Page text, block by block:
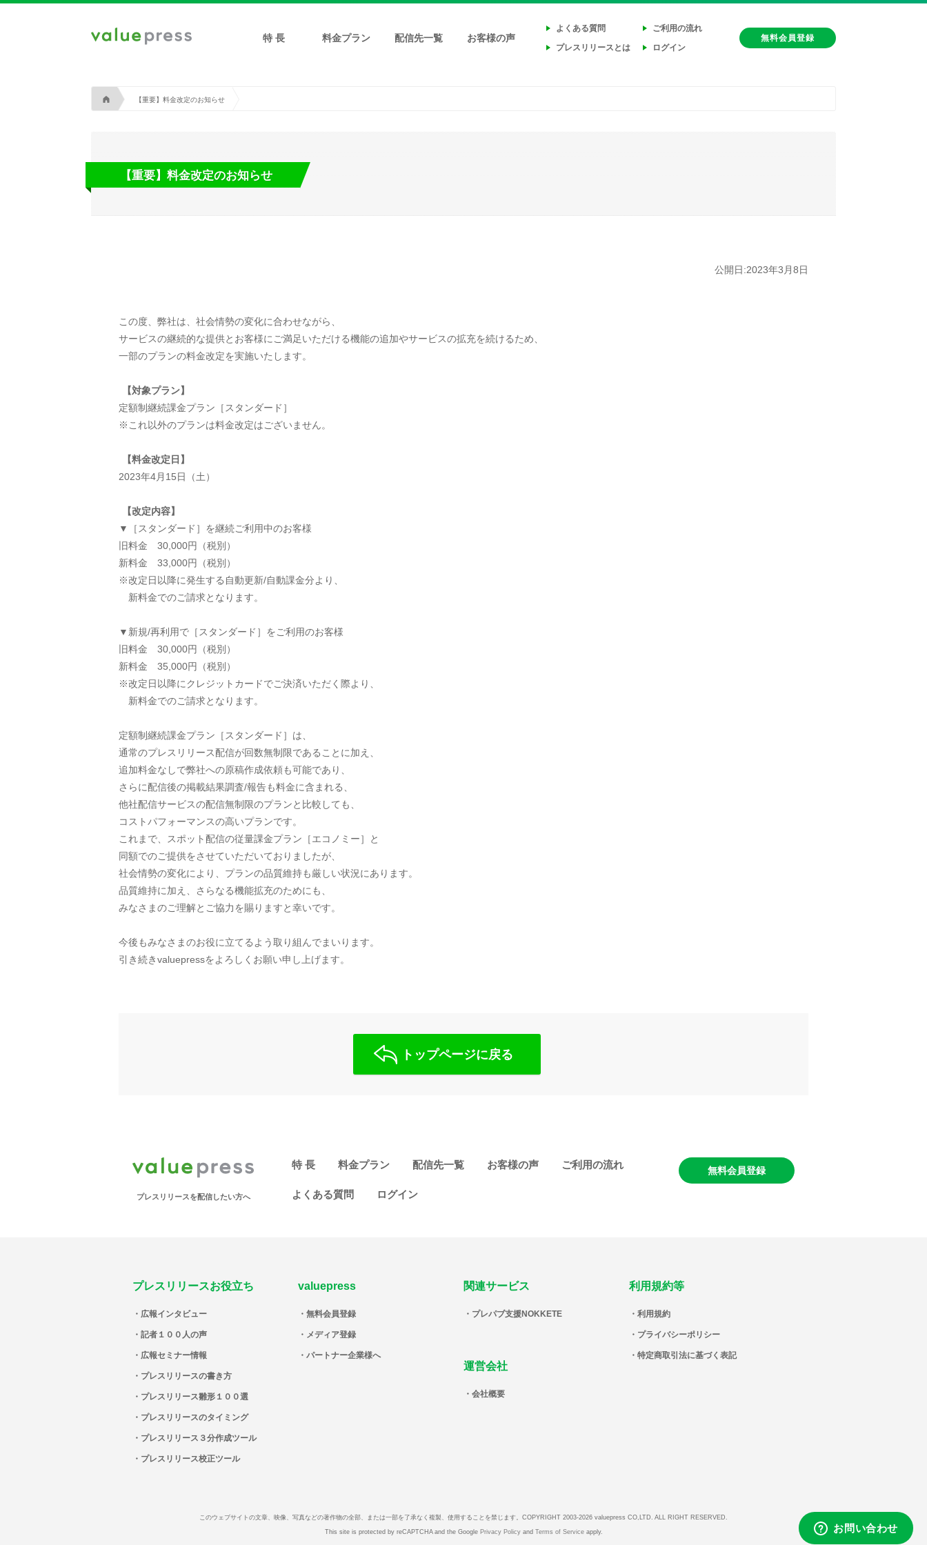
特 長 料金プラン 配信先一覧 お客様の声
よくある質問
ご利用の流れ
プレスリリースとは
ログイン
無料会員登録
A 【重要】料金改定のお知らせ
【重要】料金改定のお知らせ
公開日:2023年3月8日
この度、弊社は、社会情勢の変化に合わせながら、
サービスの継続的な提供とお客様にご満足いただける機能の追加やサービスの拡充を続けるため、
一部のプランの料金改定を実施いたします。
【対象プラン】
定額制継続課金プラン［スタンダード］
※これ以外のプランは料金改定はございません。
【料金改定日】
2023年4月15日（土）
【改定内容】
▼［スタンダード］を継続ご利用中のお客様
旧料金 30,000円（税別）
新料金 33,000円（税別）
※改定日以降に発生する自動更新/自動課金分より、
新料金でのご請求となります。
▼新規/再利用で［スタンダード］をご利用のお客様
旧料金 30,000円（税別）
新料金 35,000円（税別）
※改定日以降にクレジットカードでご決済いただく際より、
新料金でのご請求となります。
定額制継続課金プラン［スタンダード］は、
通常のプレスリリース配信が回数無制限であることに加え、
追加料金なしで弊社への原稿作成依頼も可能であり、
さらに配信後の掲載結果調査/報告も料金に含まれる、
他社配信サービスの配信無制限のプランと比較しても、
コストパフォーマンスの高いプランです。
これまで、スポット配信の従量課金プラン［エコノミー］と
同額でのご提供をさせていただいておりましたが、
社会情勢の変化により、プランの品質維持も厳しい状況にあります。
品質維持に加え、さらなる機能拡充のためにも、
みなさまのご理解とご協力を賜りますと幸いです。
今後もみなさまのお役に立てるよう取り組んでまいります。
引き続きvaluepressをよろしくお願い申し上げます。
トップページに戻る
プレスリリースを配信したい方へ
特 長 料金プラン 配信先一覧 お客様の声 ご利用の流れ
よくある質問 ログイン
無料会員登録
プレスリリースお役立ち
広報インタビュー
記者１００人の声
広報セミナー情報
プレスリリースの書き方
プレスリリース雛形１００選
プレスリリースのタイミング
プレスリリース３分作成ツール
プレスリリース校正ツール
valuepress
無料会員登録
メディア登録
パートナー企業様へ
関連サービス
プレパブ支援NOKKETE
運営会社
会社概要
利用規約等
利用規約
プライバシーポリシー
特定商取引法に基づく表記
このウェブサイトの文章、映像、写真などの著作物の全部、または一部を了承なく複製、使用することを禁じます。 COPYRIGHT 2003-2026 valuepress CO,LTD. ALL RIGHT RESERVED.
This site is protected by reCAPTCHA and the Google Privacy Policyand Terms of Serviceapply.